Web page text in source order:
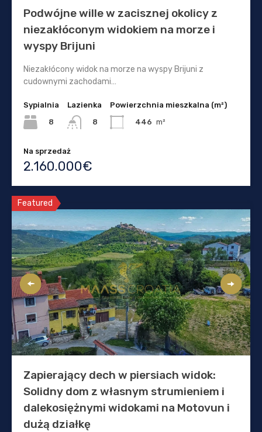
Podwójne wille w zacisznej okolicy z
niezakłóconym widokiem na morze i
wyspy Brijuni
Niezakłócony widok na morze na wyspy Brijuni z
cudownymi zachodami…
Sypialnia
8
Lazienka
8
Powierzchnia mieszkalna (m²)
446 m²
Na sprzedaż
2.160.000€
Featured
Zapierający dech w piersiach widok:
Solidny dom z własnym strumieniem i
dalekosiężnymi widokami na Motovun i
dużą działkę